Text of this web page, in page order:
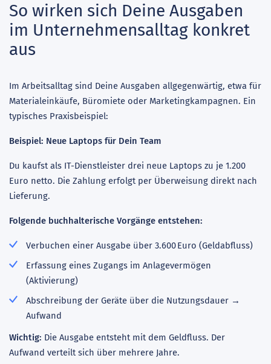
So wirken sich Deine Ausgaben
im Unternehmensalltag konkret
aus
Im Arbeitsalltag sind Deine Ausgaben allgegenwärtig, etwa für
Materialeinkäufe, Büromiete oder Marketingkampagnen. Ein
typisches Praxisbeispiel:
Beispiel: Neue Laptops für Dein Team
Du kaufst als IT-Dienstleister drei neue Laptops zu je 1.200
Euro netto. Die Zahlung erfolgt per Überweisung direkt nach
Lieferung.
Folgende buchhalterische Vorgänge entstehen:
Verbuchen einer Ausgabe über 3.600 Euro (Geldabfluss)
Erfassung eines Zugangs im Anlagevermögen
(Aktivierung)
Abschreibung der Geräte über die Nutzungsdauer →
Aufwand
Wichtig: Die Ausgabe entsteht mit dem Geldfluss. Der
Aufwand verteilt sich über mehrere Jahre.